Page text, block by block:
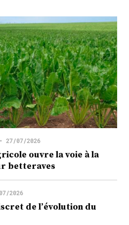
• 27/07/2026
ouvre la voie à la
betteraves
2026
de l’évolution du